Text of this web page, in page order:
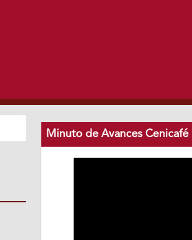
Minuto de Avances Cenicafé